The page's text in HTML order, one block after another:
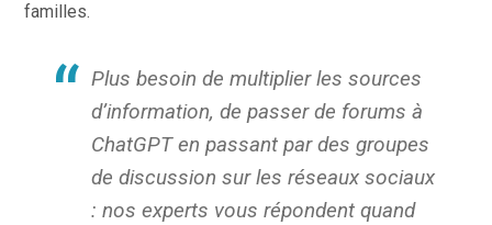
familles.
Plus besoin de multiplier les sources
d’information, de passer de forums à
ChatGPT en passant par des groupes
de discussion sur les réseaux sociaux
: nos experts vous répondent quand